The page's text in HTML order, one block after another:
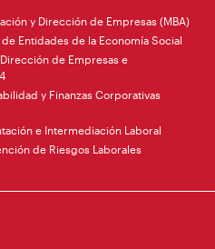
y Dirección de Empresas (MBA)
Entidades de la Economía Social
de Empresas e
y Finanzas Corporativas
e Intermediación Laboral
de Riesgos Laborales